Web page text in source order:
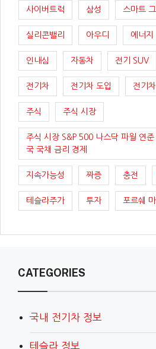
사이버트럭 삼성 스마트
실리콘밸리 아우디 에너지
인내심 자동차 전기 SUV
전기차 전기차 도입 전기
주식 주식 시장
주식 시장 S&P 500 나스닥 파월 연준
국 국채 금리 경제
지속가능성 짜증 충전
테슬라주가 투자 포르쉐
CATEGORIES
국내 전기차 정보
테슬라 정보